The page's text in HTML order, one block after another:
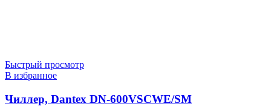
Быстрый просмотр
В избранное
Чиллер, Dantex DN-600VSCWE/SM